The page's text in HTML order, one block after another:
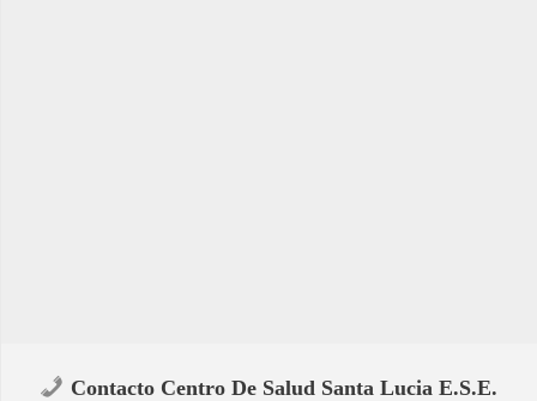
Contacto Centro De Salud Santa Lucia E.S.E.